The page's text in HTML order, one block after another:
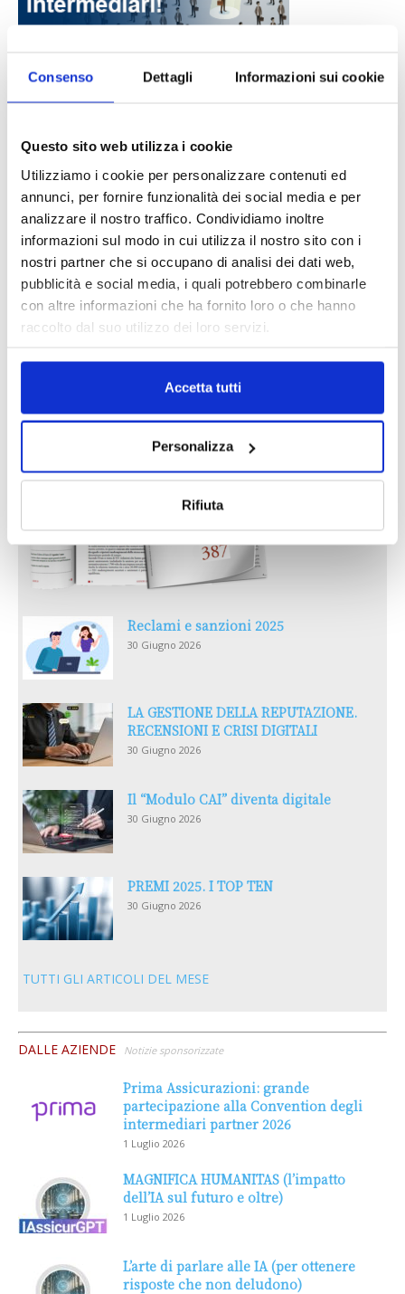
Consenso Dettagli Informazioni sui cookie
Questo sito web utilizza i cookie
Utilizziamo i cookie per personalizzare contenuti ed
annunci, per fornire funzionalità dei social media e per
analizzare il nostro traffico. Condividiamo inoltre
informazioni sul modo in cui utilizza il nostro sito con i
nostri partner che si occupano di analisi dei dati web,
pubblicità e social media, i quali potrebbero combinarle
con altre informazioni che ha fornito loro o che hanno
raccolto dal suo utilizzo dei loro servizi.
Accetta tutti
Personalizza
Rifiuta
DALLE AZIENDE
Prima Assicurazioni: grande
intermediari partner 2026
1 Luglio 2026
MAGNIFICA HUMANITAS (l’impatto
dell’IA sul futuro e oltre)
1 Luglio 2026
AGOSTO 2026
Reclami e sanzioni 2025
30 Giugno 2026
LA GESTIONE DELLA REPUTAZIONE.
RECENSIONI E CRISI DIGITALI
30 Giugno 2026
Il “Modulo CAI” diventa digitale
30 Giugno 2026
PREMI 2025. I TOP TEN
30 Giugno 2026
TUTTI GLI ARTICOLI DEL MESE
DALLE AZIENDE Notizie sponsorizzate
Prima Assicurazioni: grande
partecipazione alla Convention degli
intermediari partner 2026
1 Luglio 2026
MAGNIFICA HUMANITAS (l’impatto
dell’IA sul futuro e oltre)
1 Luglio 2026
L’arte di parlare alle IA (per ottenere
risposte che non deludono)